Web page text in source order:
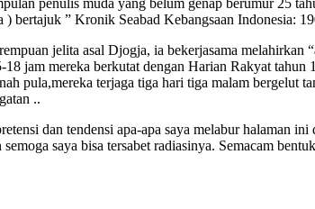
bertajuk ” Kronik Seabad Kebangsaan Indonesia:
jelita asal Djogja, ia bekerjasama
18 jam mereka berkutat dengan Harian Rakyat
pula,mereka terjaga tiga hari tiga malam bergelut
..
dan tendensi apa-apa saya melabur halaman
saya bisa tersabet radiasinya. Semacam